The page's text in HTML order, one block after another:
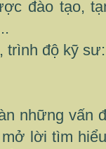
đào tạo,
trình độ kỹ sư:
những vấn
lời tìm